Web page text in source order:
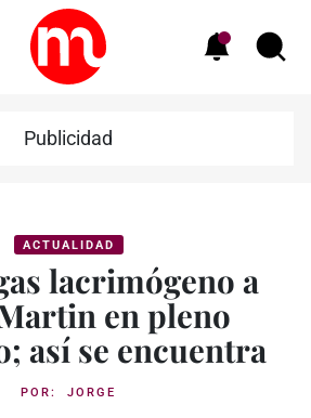
Publicidad
ACTUALIDAD
lacrimógeno a
en pleno
así se encuentra
POR: JORGE